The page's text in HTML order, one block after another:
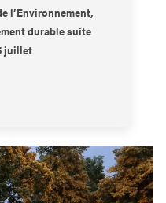
l’Environnement,
durable suite
juillet